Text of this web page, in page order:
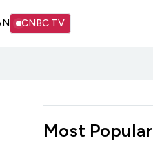
CNBC TV
Most Popular